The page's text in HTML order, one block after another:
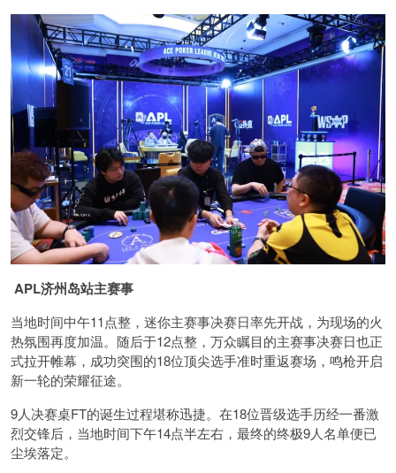
APL济州岛站主赛事
当地时间中午11点整，迷你主赛事决赛日率先开战，为现场的火
热氛围再度加温。随后于12点整，万众瞩目的主赛事决赛日也正
式拉开帷幕，成功突围的18位顶尖选手准时重返赛场，鸣枪开启
新一轮的荣耀征途。
9人决赛桌FT的诞生过程堪称迅捷。在18位晋级选手历经一番激
烈交锋后，当地时间下午14点半左右，最终的终极9人名单便已
尘埃落定。